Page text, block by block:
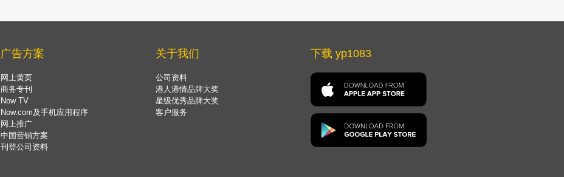
广告方案
网上黄页
商务专刊
Now TV
Now.com及手机应用程序
网上推广
中国营销方案
刊登公司资料
关于我们
公司资料
港人港情品牌大奖
星级优秀品牌大奖
客户服务
下载 yp1083